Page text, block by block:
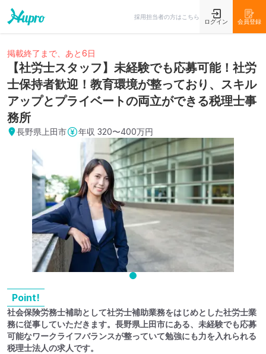
採用担当者の方はこちら
ログイン 会員登録
掲載終了まで、あと6日
【社労士スタッフ】未経験でも応募可能！社労
士保持者歓迎！教育環境が整っており、スキル
アップとプライベートの両立ができる税理士事
務所
長野県上田市 年収 320〜400万円
Point!
社会保険労務士補助として社労士補助業務をはじめとした社労士業
務に従事していただきます。長野県上田市にある、未経験でも応募
可能なワークライフバランスが整っていて勉強にも力を入れられる
税理士法人の求人です。